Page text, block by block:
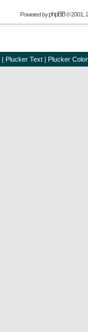
Powered byphpBB© 2001,
| Plucker Text | Plucker Color